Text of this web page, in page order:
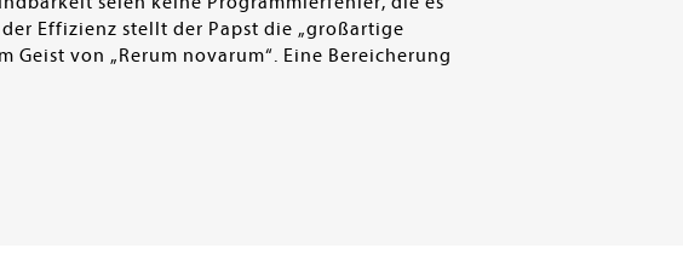
Effizienz stellt der Papst die „großartige
von „Rerum novarum“. Eine Bereicherung